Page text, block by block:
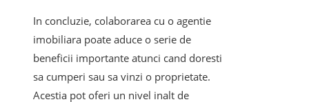
In concluzie, colaborarea cu o agentie
imobiliara poate aduce o serie de
beneficii importante atunci cand doresti
sa cumperi sau sa vinzi o proprietate.
Acestia pot oferi un nivel inalt de